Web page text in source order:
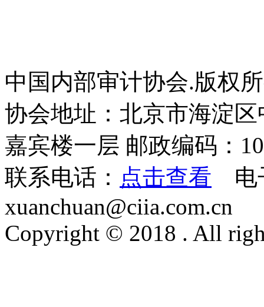
中国内部审计协会.版权
协会地址：北京市海淀
嘉宾楼一层 邮政编码：
联系电话： 点击查看 电
xuanchuan@ciia.com.cn
Copyright © 2018 . All